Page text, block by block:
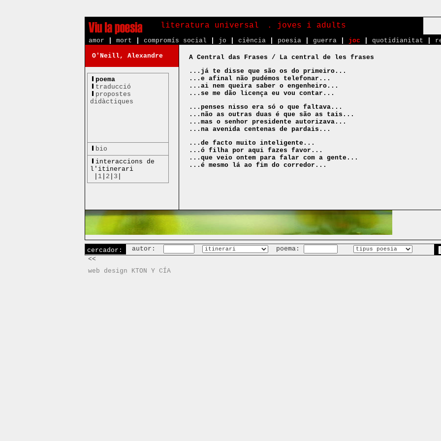
literatura universal . joves i adults
amor
mort compromís social jo ciència poesia guerra joc quotidianitat
O'Neill, Alexandre
poema
traducció
propostes
didàctiques
bio
interaccions de
l'itinerari
1 2 3
A Central das Frases / La central de les frases
...já te disse que são os do primeiro...
...e afinal não pudémos telefonar...
...ai nem queira saber o engenheiro...
...se me dão licença eu vou contar...
...penses nisso era só o que faltava...
...não as outras duas é que são as tais...
...mas o senhor presidente autorizava...
...na avenida centenas de pardais...
...de facto muito inteligente...
...ó filha por aqui fazes favor...
...que veio ontem para falar com a gente...
...é mesmo lá ao fim do corredor...
cercador: autor: poema:
<<
web design KTON Y CÍA